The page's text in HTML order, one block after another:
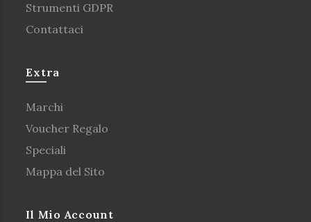
Strumenti GDPR
Contattaci
Extra
Marchi
Voucher Regalo
Speciali
Mappa del Sito
Il Mio Account